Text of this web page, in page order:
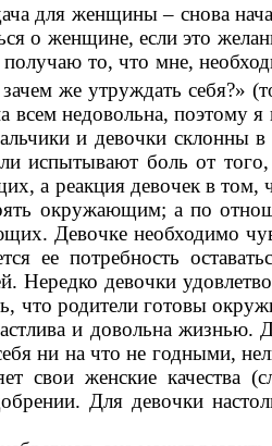
для женщины – снова
о женщине, если это
то, что мне,
зачем же утруждать себя?»
всем недовольна, поэтому
и девочки склонны
испытывают боль от
а реакция девочек в том,
окружающим; а по
Девочке необходимо
ее потребность
Нередко девочки
что родители готовы
и довольна жизнью.
ни на что не годными,
свои женские качества
Для девочки